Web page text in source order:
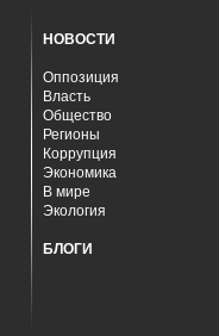
НОВОСТИ
Оппозиция
Власть
Общество
Регионы
Коррупция
Экономика
В мире
Экология
БЛОГИ